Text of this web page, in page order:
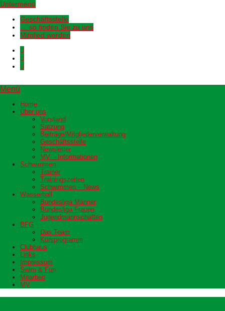
Untermenü
Geschäftsstelle
… so finden Sie zu uns
Mitglied werden
Menü
Home
Über uns
Vorstand
Satzung
Beiträge/Mitgliederverwaltung
Geschäftsstelle
Newsletter
MV – Informationen
Schwimmen
Trainer
Trainingszeiten
Schwimmen – News
Wasserball
Bundesliga Männer
Bundesliga Frauen
Jugendmannschaften
BFG
Das Team
Kursprogramm
Clubhaus
Links
Impressum
Swim & Fun
Mitarbeit
MV